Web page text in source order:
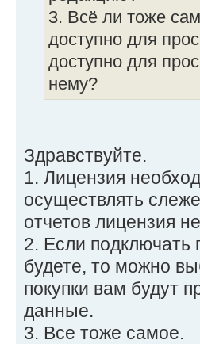
3. Всё ли тоже
доступно для
доступно для
нему?
Здравствуйте.
1. Лицензия
осуществлять
отчетов лицензия
2. Если подключать
будете, то можно
покупки вам будут
данные.
3. Все тоже самое.